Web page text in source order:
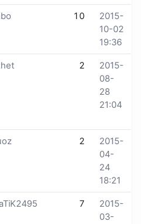
10
2015-
10-02
19:36
2
2015-
08-
28
21:04
2
2015-
04-
24
18:21
7
2015-
03-